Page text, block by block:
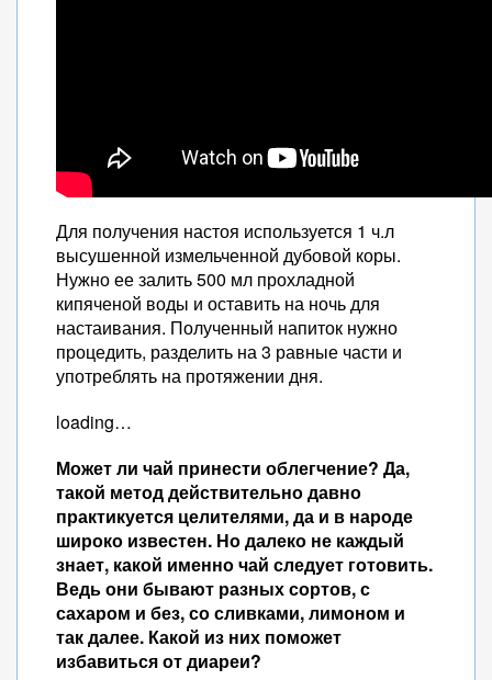
Для получения настоя используется 1 ч.л
высушенной измельченной дубовой коры.
Нужно ее залить 500 мл прохладной
кипяченой воды и оставить на ночь для
настаивания. Полученный напиток нужно
процедить, разделить на 3 равные части и
употреблять на протяжении дня.
loading…
Может ли чай принести облегчение? Да,
такой метод действительно давно
практикуется целителями, да и в народе
широко известен. Но далеко не каждый
знает, какой именно чай следует готовить.
Ведь они бывают разных сортов, с
сахаром и без, со сливками, лимоном и
так далее. Какой из них поможет
избавиться от диареи?